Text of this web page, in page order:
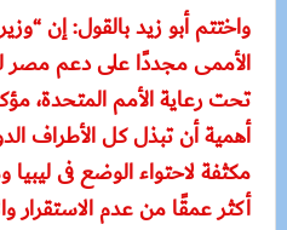
واختتم أبو زيد بالقول: إن
الأممى مجددًا على دعم مصر
تحت رعاية الأمم المتحدة،
أهمية أن تبذل كل الأطراف
مكثفة لاحتواء الوضع فى
أكثر عمقًا من عدم الاستقرار